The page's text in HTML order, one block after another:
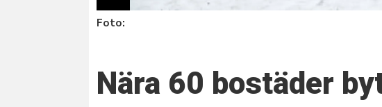
Foto:
Nära 60 bostäder